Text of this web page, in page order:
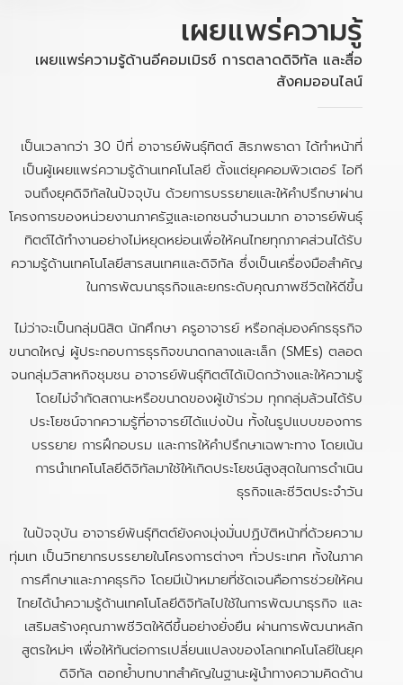
เผยแพร่ความรู้
เผยแพร่ความรู้ด้านอีคอมเมิรซ์ การตลาดดิจิทัล และสื่อ
สังคมออนไลน์
เป็นเวลากว่า 30 ปีที่ อาจารย์พันธุ์ทิตต์ สิรภพธาดา ได้ทำหน้าที่
เป็นผู้เผยแพร่ความรู้ด้านเทคโนโลยี ตั้งแต่ยุคคอมพิวเตอร์ ไอที
จนถึงยุคดิจิทัลในปัจจุบัน ด้วยการบรรยายและให้คำปรึกษาผ่าน
โครงการของหน่วยงานภาครัฐและเอกชนจำนวนมาก อาจารย์พันธุ์
ทิตต์ได้ทำงานอย่างไม่หยุดหย่อนเพื่อให้คนไทยทุกภาคส่วนได้รับ
ความรู้ด้านเทคโนโลยีสารสนเทศและดิจิทัล ซึ่งเป็นเครื่องมือสำคัญ
ในการพัฒนาธุรกิจและยกระดับคุณภาพชีวิตให้ดีขึ้น
ไม่ว่าจะเป็นกลุ่มนิสิต นักศึกษา ครูอาจารย์ หรือกลุ่มองค์กรธุรกิจ
ขนาดใหญ่ ผู้ประกอบการธุรกิจขนาดกลางและเล็ก (SMEs) ตลอด
จนกลุ่มวิสาหกิจชุมชน อาจารย์พันธุ์ทิตต์ได้เปิดกว้างและให้ความรู้
โดยไม่จำกัดสถานะหรือขนาดของผู้เข้าร่วม ทุกกลุ่มล้วนได้รับ
ประโยชน์จากความรู้ที่อาจารย์ได้แบ่งปัน ทั้งในรูปแบบของการ
บรรยาย การฝึกอบรม และการให้คำปรึกษาเฉพาะทาง โดยเน้น
การนำเทคโนโลยีดิจิทัลมาใช้ให้เกิดประโยชน์สูงสุดในการดำเนิน
ธุรกิจและชีวิตประจำวัน
ในปัจจุบัน อาจารย์พันธุ์ทิตต์ยังคงมุ่งมั่นปฏิบัติหน้าที่ด้วยความ
ทุ่มเท เป็นวิทยากรบรรยายในโครงการต่างๆ ทั่วประเทศ ทั้งในภาค
การศึกษาและภาคธุรกิจ โดยมีเป้าหมายที่ชัดเจนคือการช่วยให้คน
ไทยได้นำความรู้ด้านเทคโนโลยีดิจิทัลไปใช้ในการพัฒนาธุรกิจ และ
เสริมสร้างคุณภาพชีวิตให้ดีขึ้นอย่างยั่งยืน ผ่านการพัฒนาหลัก
สูตรใหม่ๆ เพื่อให้ทันต่อการเปลี่ยนแปลงของโลกเทคโนโลยีในยุค
ดิจิทัล ตอกย้ำบทบาทสำคัญในฐานะผู้นำทางความคิดด้าน